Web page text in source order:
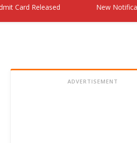
Released New Notification Out
ADVERTISEMENT